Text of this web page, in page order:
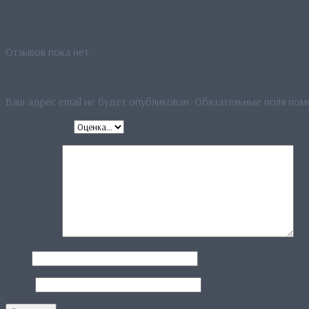
Отзывов пока нет.
Ваш адрес email не будет опубликован. Обязательные поля